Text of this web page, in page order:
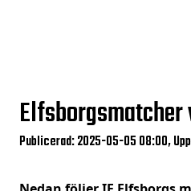
Elfsborgsmatcher
Publicerad: 2025-05-05 08:00,